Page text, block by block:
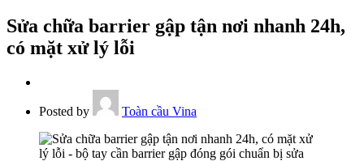
Sửa chữa barrier gập tận nơi nhanh 24h,
có mặt xử lý lỗi
Posted by Toàn cầu Vina